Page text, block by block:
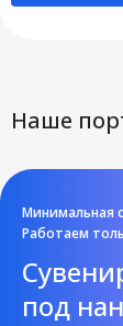
Наше
Минимальная
Работаем
под